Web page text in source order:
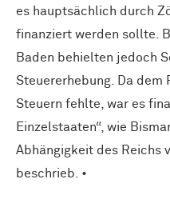
es hauptsächlich durch
finanziert werden sollte.
Baden behielten jedoch
Steuererhebung. Da
Steuern fehlte, war es
Einzelstaaten“, wie
Abhängigkeit des Reichs
beschrieb. •